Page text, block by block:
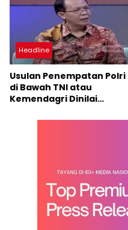
Headline
Usulan Penempatan Polri
di Bawah TNI atau
Kemendagri Dinilai